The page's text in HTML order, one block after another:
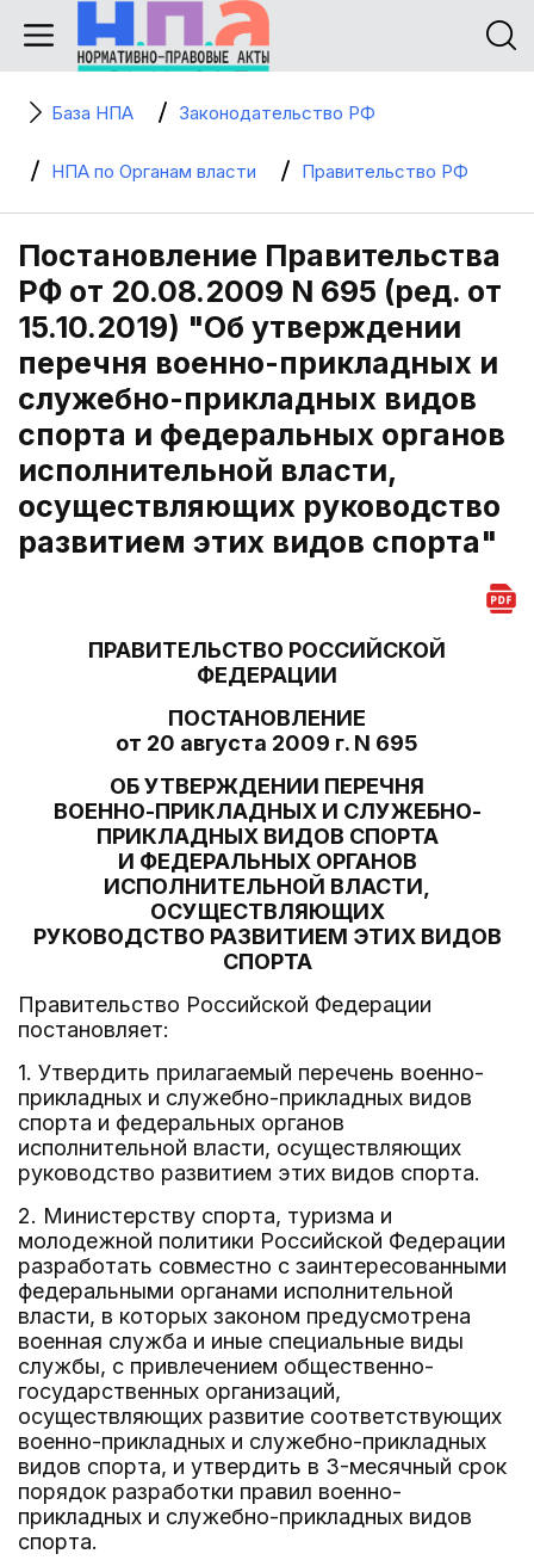
База НПА Законодательство РФ
НПА по Органам власти Правительство РФ
Постановление Правительства
РФ от 20.08.2009 N 695 (ред. от
15.10.2019) "Об утверждении
перечня военно-прикладных и
служебно-прикладных видов
спорта и федеральных органов
исполнительной власти,
осуществляющих руководство
развитием этих видов спорта"
ПРАВИТЕЛЬСТВО РОССИЙСКОЙ
ФЕДЕРАЦИИ
ПОСТАНОВЛЕНИЕ
от 20 августа 2009 г. N 695
ОБ УТВЕРЖДЕНИИ ПЕРЕЧНЯ
ВОЕННО-ПРИКЛАДНЫХ И СЛУЖЕБНО-
ПРИКЛАДНЫХ ВИДОВ СПОРТА
И ФЕДЕРАЛЬНЫХ ОРГАНОВ
ИСПОЛНИТЕЛЬНОЙ ВЛАСТИ,
ОСУЩЕСТВЛЯЮЩИХ
РУКОВОДСТВО РАЗВИТИЕМ ЭТИХ ВИДОВ
СПОРТА
Правительство Российской Федерации
постановляет:
1. Утвердить прилагаемый перечень военно-
прикладных и служебно-прикладных видов
спорта и федеральных органов
исполнительной власти, осуществляющих
руководство развитием этих видов спорта.
2. Министерству спорта, туризма и
молодежной политики Российской Федерации
разработать совместно с заинтересованными
федеральными органами исполнительной
власти, в которых законом предусмотрена
военная служба и иные специальные виды
службы, с привлечением общественно-
государственных организаций,
осуществляющих развитие соответствующих
военно-прикладных и служебно-прикладных
видов спорта, и утвердить в 3-месячный срок
порядок разработки правил военно-
прикладных и служебно-прикладных видов
спорта.